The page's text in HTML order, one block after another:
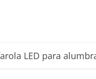
LED para